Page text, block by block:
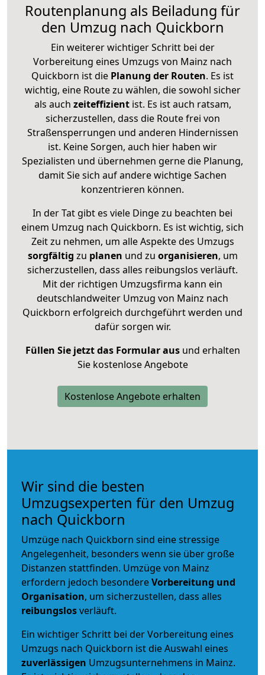
Routenplanung als Beiladung für
den Umzug nach Quickborn
Ein weiterer wichtiger Schritt bei der
Vorbereitung eines Umzugs von Mainz nach
Quickborn ist die Planung der Routen. Es ist
wichtig, eine Route zu wählen, die sowohl sicher
als auch zeiteffizientist. Es ist auch ratsam,
sicherzustellen, dass die Route frei von
Straßensperrungen und anderen Hindernissen
ist. Keine Sorgen, auch hier haben wir
Spezialisten und übernehmen gerne die Planung,
damit Sie sich auf andere wichtige Sachen
konzentrieren können.
In der Tat gibt es viele Dinge zu beachten bei
einem Umzug nach Quickborn. Es ist wichtig, sich
Zeit zu nehmen, um alle Aspekte des Umzugs
sorgfältig zu planen und zu organisieren, um
sicherzustellen, dass alles reibungslos verläuft.
Mit der richtigen Umzugsfirma kann ein
deutschlandweiter Umzug von Mainz nach
Quickborn erfolgreich durchgeführt werden und
dafür sorgen wir.
Füllen Sie jetzt das Formular ausund erhalten
Sie kostenlose Angebote
Kostenlose Angebote erhalten
Wir sind die besten
Umzugsexperten für den Umzug
nach Quickborn
Umzüge nach Quickborn sind eine stressige
Angelegenheit, besonders wenn sie über große
Distanzen stattfinden. Umzüge von Mainz
erfordern jedoch besondereVorbereitung und
Organisation, um sicherzustellen, dass alles
reibungslosverläuft.
Ein wichtiger Schritt bei der Vorbereitung eines
Umzugs nach Quickborn ist die Auswahl eines
zuverlässigen Umzugsunternehmens in Mainz.